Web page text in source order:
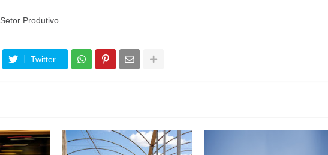
Setor Produtivo
Twitter